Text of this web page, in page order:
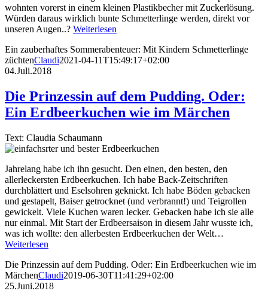
wohnten vorerst in einem kleinen Plastikbecher mit Zuckerlösung.
Würden daraus wirklich bunte Schmetterlinge werden, direkt vor
unseren Augen..? Weiterlesen
Ein zauberhaftes Sommerabenteuer: Mit Kindern Schmetterlinge
züchtenClaudi2021-04-11T15:49:17+02:00
04.Juli.2018
Die Prinzessin auf dem Pudding. Oder:
Ein Erdbeerkuchen wie im Märchen
Text: Claudia Schaumann
Jahrelang habe ich ihn gesucht. Den einen, den besten, den
allerleckersten Erdbeerkuchen. Ich habe Back-Zeitschriften
durchblättert und Eselsohren geknickt. Ich habe Böden gebacken
und gestapelt, Baiser getrocknet (und verbrannt!) und Teigrollen
gewickelt. Viele Kuchen waren lecker. Gebacken habe ich sie alle
nur einmal. Mit Start der Erdbeersaison in diesem Jahr wusste ich,
was ich wollte: den allerbesten Erdbeerkuchen der Welt…
Weiterlesen
Die Prinzessin auf dem Pudding. Oder: Ein Erdbeerkuchen wie im
MärchenClaudi2019-06-30T11:41:29+02:00
25.Juni.2018